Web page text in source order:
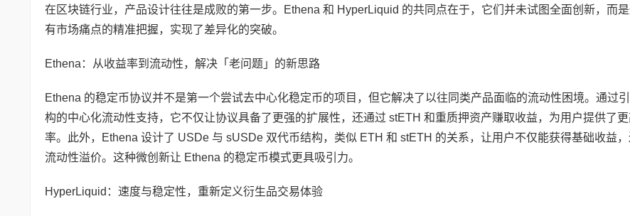
在区块链行业，产品设计往往是成败的第一步。Ethena 和 HyperLiquid 的共同点在于，它们并未试图全面创新，而
有市场痛点的精准把握，实现了差异化的突破。
Ethena：从收益率到流动性，解决「老问题」的新思路
Ethena 的稳定币协议并不是第一个尝试去中心化稳定币的项目，但它解决了以往同类产品面临的流动性困境。通过
构的中心化流动性支持，它不仅让协议具备了更强的扩展性，还通过 stETH 和重质押资产赚取收益，为用户提供了
率。此外，Ethena 设计了 USDe 与 sUSDe 双代币结构，类似 ETH 和 stETH 的关系，让用户不仅能获得基础收益
流动性溢价。这种微创新让 Ethena 的稳定币模式更具吸引力。
HyperLiquid：速度与稳定性，重新定义衍生品交易体验